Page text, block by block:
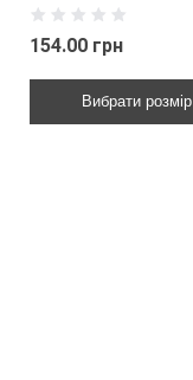
154.00 грн
Вибрати розмір